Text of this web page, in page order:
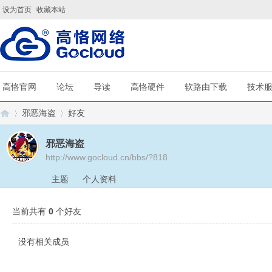
设为首页 收藏本站
高恪官网 论坛 导读 高恪硬件 软路由下载 技术
邪恶海盗
›
好友
邪恶海盗
http://www.gocloud.cn/bbs/?818
主题 个人资料
当前共有 0 个好友
没有相关成员